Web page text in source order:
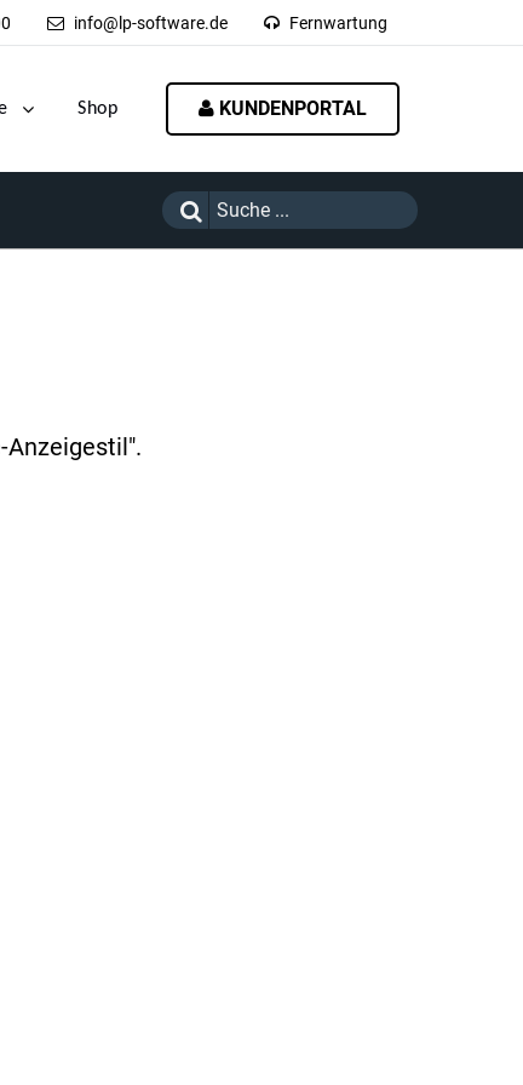
info@lp-software.de Fernwartung
Shop KUNDENPORTAL
Anzeigestil".